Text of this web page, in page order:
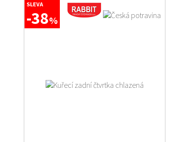
SLEVA
-38%